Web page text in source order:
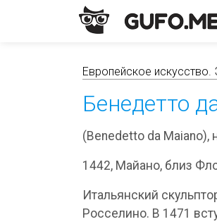
Европейское искусство.
Бенедетто
(Benedetto da Maiano),
1442, Майано, близ
Итальянский
Росселино. В 1471